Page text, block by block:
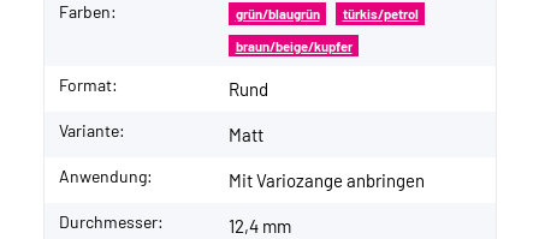
Farben: grün/blaugrün türkis/petrol
braun/beige/kupfer
Format: Rund
Variante: Matt
Anwendung: Mit Variozange anbringen
Durchmesser: 12,4 mm